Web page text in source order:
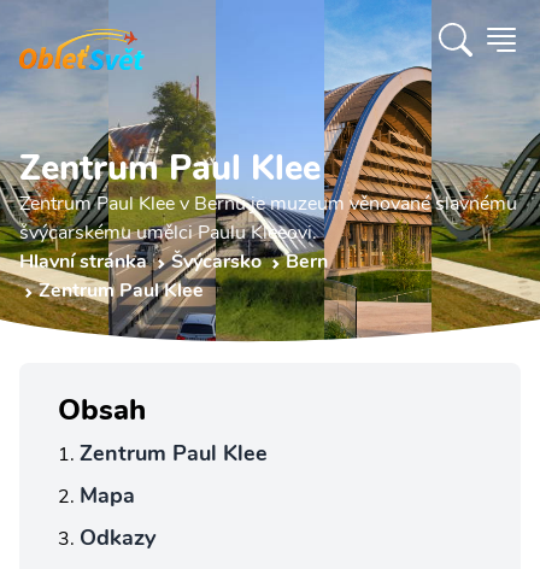
Zentrum Paul Klee
Zentrum Paul Klee v Bernu je muzeum věnované slavnému
švýcarskému umělci Paulu Kleeovi.
Hlavní stránka
Švýcarsko
Bern
Zentrum Paul Klee
Obsah
Zentrum Paul Klee
Mapa
Odkazy